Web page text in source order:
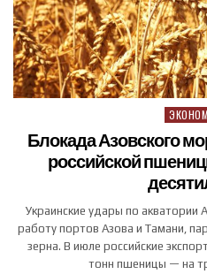
Posted
Блокада Азовского
российской
Украинские удары по акватории
работу портов Азова и Тамани,
зерна. В июле российские
тонн пшеницы — на